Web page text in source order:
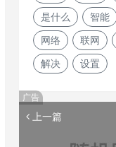
是什么 智能
网络 联网
解决 设置
广告
上一篇